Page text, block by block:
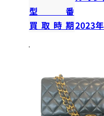
型番
買取時期2023